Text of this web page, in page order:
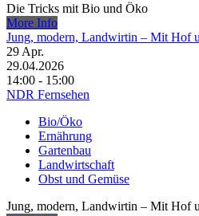
Die Tricks mit Bio und Öko
More Info
Jung, modern, Landwirtin – Mit Hof
29 Apr.
29.04.2026
14:00 - 15:00
NDR Fernsehen
Bio/Öko
Ernährung
Gartenbau
Landwirtschaft
Obst und Gemüse
Jung, modern, Landwirtin – Mit Hof